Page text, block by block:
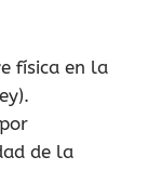
física en la
de la